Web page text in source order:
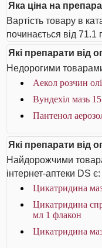
Яка ціна на
Вартість товару в
починається від 71.1
Які препарати від
Недорогими товарами
Аекол розчин
Вундехіл мазь
Пантенол
Які препарати від
Найдорожчими
інтернет-аптеки DS є:
Цикатридина
Цикатридина
мл 1 флакон
Цикатридина